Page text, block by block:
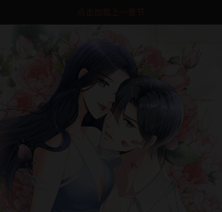
点击加载上一章节